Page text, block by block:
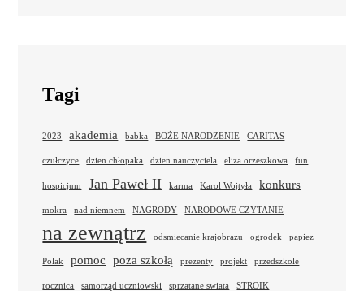
Tagi
2023 akademia babka BOŻE NARODZENIE CARITAS
czułczyce dzien chłopaka dzien nauczyciela eliza orzeszkowa fun
hospicjum Jan Paweł II karma Karol Wojtyła konkurs
mokra nad niemnem NAGRODY NARODOWE CZYTANIE
na zewnątrz odsmiecanie krajobrazu ogrodek papiez
Polak pomoc poza szkołą prezenty projekt przedszkole
rocznica samorząd uczniowski sprzatane swiata STROIK